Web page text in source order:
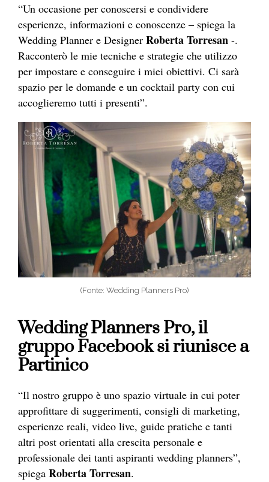
“Un occasione per conoscersi e condividere
esperienze, informazioni e conoscenze – spiega la
Wedding Planner e Designer Roberta Torresan -.
Racconterò le mie tecniche e strategie che utilizzo
per impostare e conseguire i miei obiettivi. Ci sarà
spazio per le domande e un cocktail party con cui
accoglieremo tutti i presenti”.
(Fonte: Wedding Planners Pro)
Wedding Planners Pro, il
gruppo Facebook si riunisce a
Partinico
“Il nostro gruppo è uno spazio virtuale in cui poter
approfittare di suggerimenti, consigli di marketing,
esperienze reali, video live, guide pratiche e tanti
altri post orientati alla crescita personale e
professionale dei tanti aspiranti wedding planners”,
spiega Roberta Torresan.